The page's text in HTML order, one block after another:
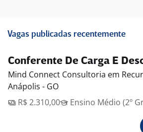
Vagas publicadas recentemente
Conferente De Carga E
Mind Connect Consultoria em
Anápolis - GO
R$ 2.310,00
Ensino Médio (2º